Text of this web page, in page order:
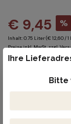
€ 9,45
%
Inhalt:0.75 Liter(€ 12,60 /
Preise inkl. MwSt. zzgl.
Sofort verfügbar,
Produkt Anzahl: Gib den
Ihre
Bitte